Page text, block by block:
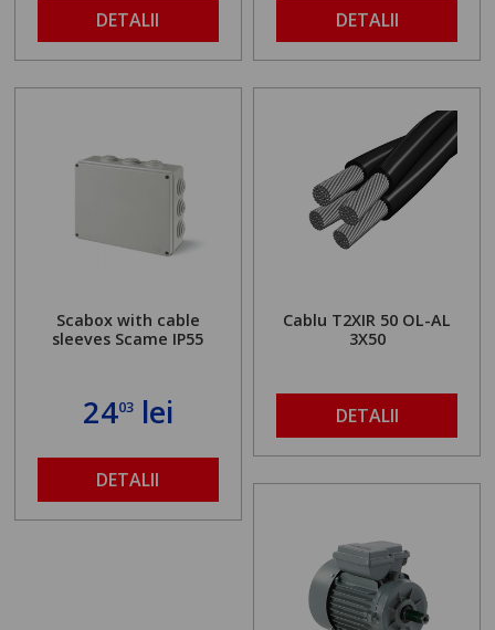
DETALII DETALII
Scabox with cable
sleeves Scame IP55
2403lei
DETALII
Cablu T2XIR 50 OL-AL
3X50
DETALII